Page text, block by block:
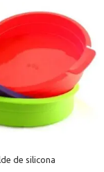
de silicona